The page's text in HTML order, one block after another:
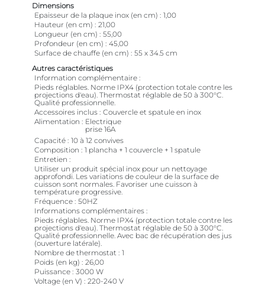
Dimensions
Epaisseur de la plaque inox (en cm)
1,00
Hauteur (en cm)
21,00
Longueur (en cm)
55,00
Profondeur (en cm)
45,00
Surface de chauffe (en cm)
55 x 34.5 cm
Autres caractéristiques
Information complémentaire
Pieds réglables. Norme IPX4 (protection totale contre les
projections d'eau). Thermostat réglable de 50 à 300°C.
Qualité professionnelle.
Accessoires inclus Couvercle et spatule en inox
Alimentation
Electrique
prise 16A
Capacité 10 à 12 convives
Composition
1 plancha + 1 couvercle + 1 spatule
Entretien
Utiliser un produit spécial inox pour un nettoyage
approfondi. Les variations de couleur de la surface de
cuisson sont normales. Favoriser une cuisson à
température progressive.
Fréquence 50HZ
Informations complémentaires
Pieds réglables. Norme IPX4 (protection totale contre les
projections d'eau). Thermostat réglable de 50 à 300°C.
Qualité professionnelle. Avec bac de récupération des jus
(ouverture latérale).
Nombre de thermostat
1
Poids (en kg)
26,00
Puissance 3000 W
Voltage (en V)
220-240 V